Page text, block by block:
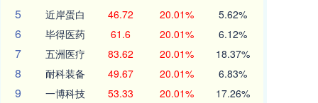
5 近岸蛋白 46.72 20.01% 5.62%
6 毕得医药 61.6 20.01% 6.12%
7 五洲医疗 83.62 20.01% 18.37%
8 耐科装备 49.67 20.01% 6.83%
9 一博科技 53.33 20.01% 17.26%